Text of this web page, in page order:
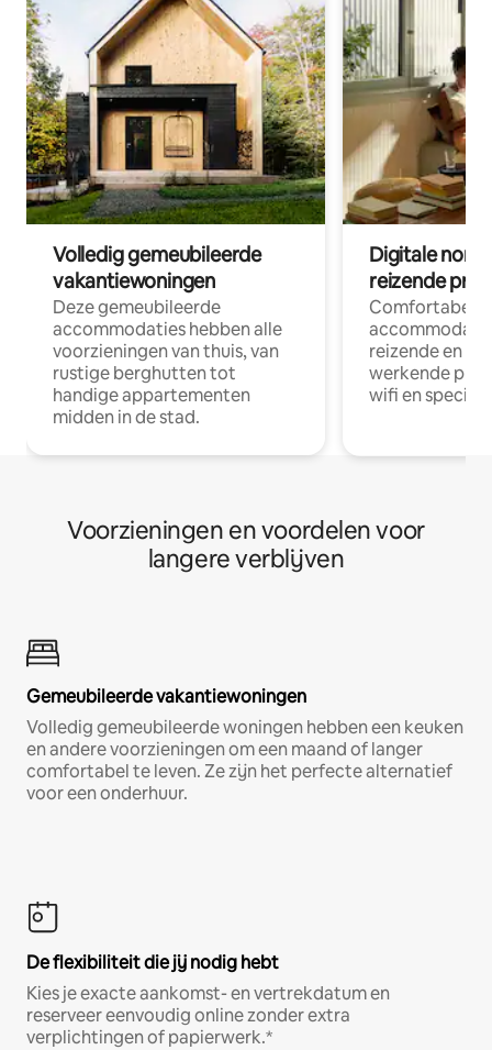
Volledig gemeubileerde
vakantiewoningen
Deze gemeubileerde
accommodaties hebben alle
voorzieningen van thuis, van
rustige berghutten tot
handige appartementen
midden in de stad.
Digitale
reizende
Comfortabele
reizende en
werkende
wifi en
Voorzieningen en voordelen voor
langere verblijven
Gemeubileerde vakantiewoningen
Volledig gemeubileerde woningen hebben een keuken
en andere voorzieningen om een maand of langer
comfortabel te leven. Ze zijn het perfecte alternatief
voor een onderhuur.
De flexibiliteit die jij nodig hebt
Kies je exacte aankomst- en vertrekdatum en
reserveer eenvoudig online zonder extra
verplichtingen of papierwerk.*